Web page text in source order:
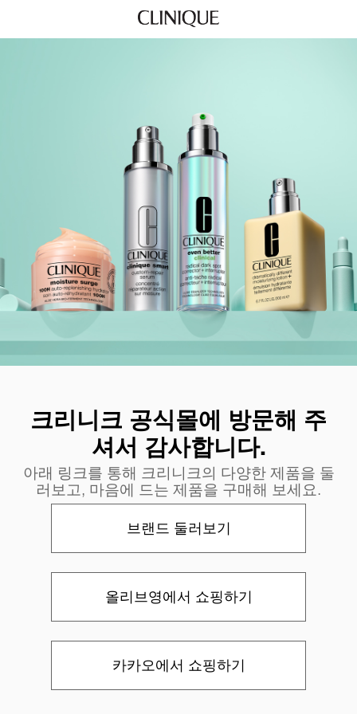
크리니크 공식몰에 방문해 주
셔서 감사합니다.
아래 링크를 통해 크리니크의 다양한 제품을 둘
러보고, 마음에 드는 제품을 구매해 보세요.
브랜드 둘러보기
올리브영에서 쇼핑하기
카카오에서 쇼핑하기